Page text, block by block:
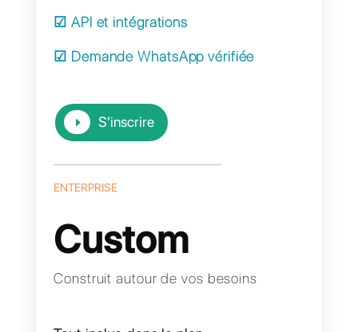
plan Gestion de
☑ Statistiques avancées
☑ Demande WhatsApp vérifiée
S'inscrire